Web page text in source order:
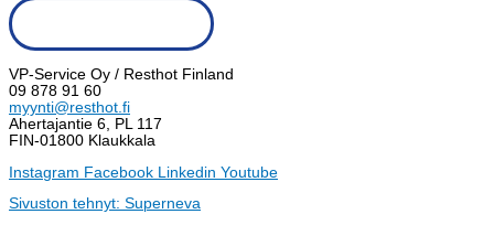
VP-Service Oy / Resthot Finland
09 878 91 60
myynti@resthot.fi
Ahertajantie 6, PL 117
FIN-01800 Klaukkala
Instagram Facebook Linkedin Youtube
Sivuston tehnyt: Superneva